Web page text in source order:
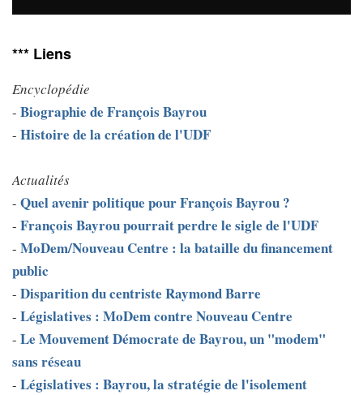
*** Liens
Encyclopédie
- Biographie de François Bayrou
- Histoire de la création de l'UDF
Actualités
- Quel avenir politique pour François Bayrou ?
- François Bayrou pourrait perdre le sigle de l'UDF
- MoDem/Nouveau Centre : la bataille du financement
public
- Disparition du centriste Raymond Barre
- Législatives : MoDem contre Nouveau Centre
- Le Mouvement Démocrate de Bayrou, un "modem"
sans réseau
- Législatives : Bayrou, la stratégie de l'isolement